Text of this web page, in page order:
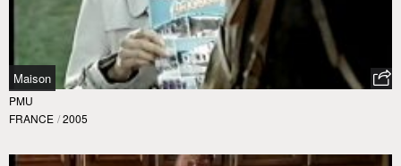
Maison
PMU
FRANCE / 2005